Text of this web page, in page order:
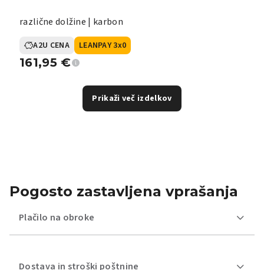
različne dolžine | karbon
A2U CENA LEANPAY 3x0
161,95 €
Prikaži več izdelkov
Pogosto zastavljena vprašanja
Plačilo na obroke
Dostava in stroški poštnine